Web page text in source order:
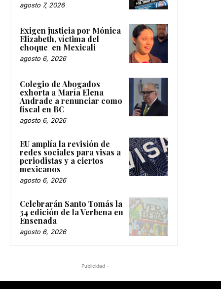
agosto 7, 2026
Exigen justicia por Mónica
Elizabeth, víctima del
choque en Mexicali
agosto 6, 2026
Colegio de Abogados
exhorta a María Elena
Andrade a renunciar como
fiscal en BC
agosto 6, 2026
EU amplía la revisión de
redes sociales para visas a
periodistas y a ciertos
mexicanos
agosto 6, 2026
Celebrarán Santo Tomás la
34 edición de la Verbena en
Ensenada
agosto 6, 2026
-Publicidad -